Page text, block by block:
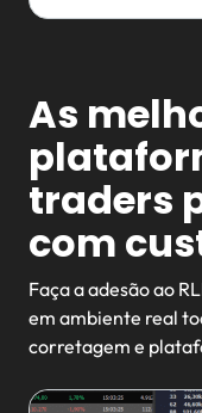
As
traders
com
Faça a adesão ao
em ambiente real
corretagem e